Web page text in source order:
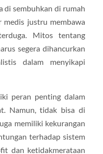
di sembuhkan di rumah
medis justru membawa
Mitos tentang
segera dihancurkan
dalam menyikapi
peran penting dalam
Namun, tidak bisa di
memiliki kekurangan
terhadap sistem
dan ketidakmerataan